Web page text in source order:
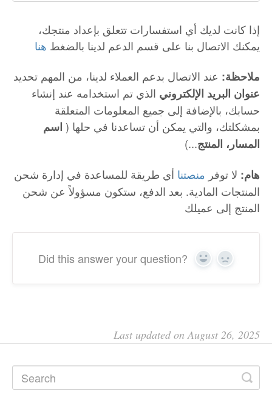
إذا كانت لديك أي استفسارات تتعلق بإعداد منتجك،
يمكنك الاتصال بنا على قسم الدعم لدينا بالضغط هنا
ملاحظة: عند الاتصال بدعم العملاء لدينا، من المهم تحديد
عنوان البريد الإلكتروني الذي تم استخدامه عند إنشاء
حسابك، بالإضافة إلى جميع المعلومات المتعلقة
بمشكلتك، والتي يمكن أن تساعدنا في حلها ( اسم
المسار، المنتج...)
هام: لا توفر منصتنا أي طريقة للمساعدة في إدارة شحن
المنتجات المادية. بعد الدفع، ستكون مسؤولاً عن شحن
المنتج إلى عميلك
Did this answer your question? Yes No
Last updated on August 26, 2025